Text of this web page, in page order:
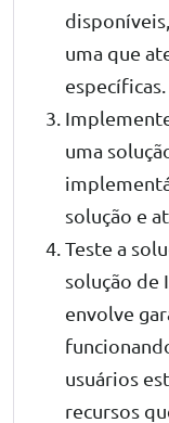
uma que
específicas.
uma
solução e
Teste a
solução de
envolve
usuários
recursos